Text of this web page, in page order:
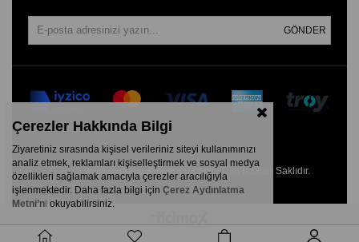
GÖNDER
© 2026 www.aydogankuyumcu.com - Tüm Hakları Saklıdır.
Çerezler Hakkında Bilgi
Ziyaretiniz sırasında kişisel verileriniz siteyi kullanımınızı
analiz etmek, reklamları kişiselleştirmek ve sosyal medya
özellikleri sağlamak amacıyla çerezler aracılığıyla
işlenmektedir. Daha fazla bilgi için Çerez Aydınlatma
Metni’ni okuyabilirsiniz.